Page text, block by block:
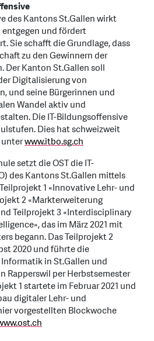
des Kantons St.Gallen wirkt
und fördert
Sie schafft die Grundlage, dass
zu den Gewinnern der
Der Kanton St.Gallen soll
Digitalisierung von
und seine Bürgerinnen und
Wandel aktiv und
Die IT-Bildungsoffensive
Dies hat schweizweit
unterwww.itbo.sg.ch
setzt die OST die IT-
des Kantons St.Gallen mittels
1 «Innovative Lehr- und
2 «Markterweiterung
Teilprojekt 3 «Interdisciplinary
das im März 2021 mit
begann. Das Teilprojekt 2
2020 und führte die
in St.Gallen und
Rapperswil per Herbstsemester
1 startete im Februar 2021 und
digitaler Lehr- und
vorgestellten Blockwoche